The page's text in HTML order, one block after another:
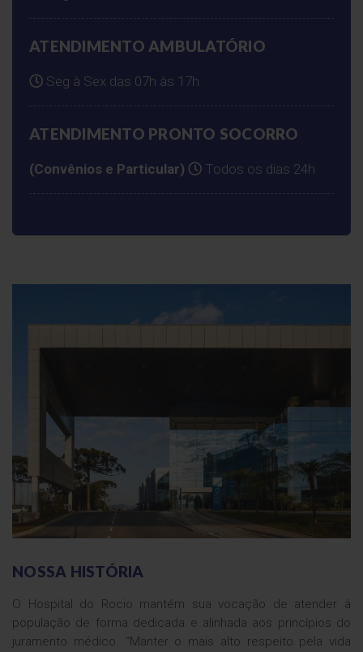
ATENDIMENTO AMBULATÓRIO
Seg à Sex das 07h às 17h
ATENDIMENTO PRONTO SOCORRO
(Convênios e Particular) Todos os dias 24h
NOSSA HISTÓRIA
O Hospital do Rocio mantém sua vocação de atender à
população de forma dedicada e alinhada aos princípios do
juramento médico. “Manter o mais alto respeito pela vida